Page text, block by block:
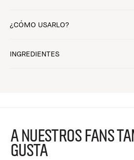
¿CÓMO USARLO?
INGREDIENTES
A NUESTROS FANS
GUSTA